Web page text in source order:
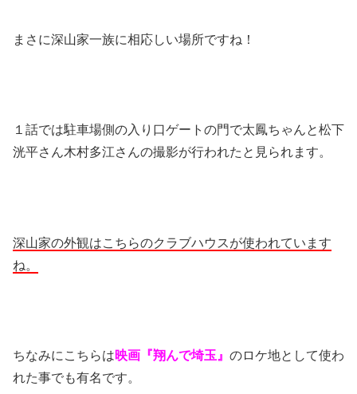
まさに深山家一族に相応しい場所ですね！
１話では駐車場側の入り口ゲートの門で太鳳ちゃんと松下
洸平さん木村多江さんの撮影が行われたと見られます。
深山家の外観はこちらのクラブハウスが使われています
ね。
ちなみにこちらは映画『翔んで埼玉』 のロケ地として使わ
れた事でも有名です。